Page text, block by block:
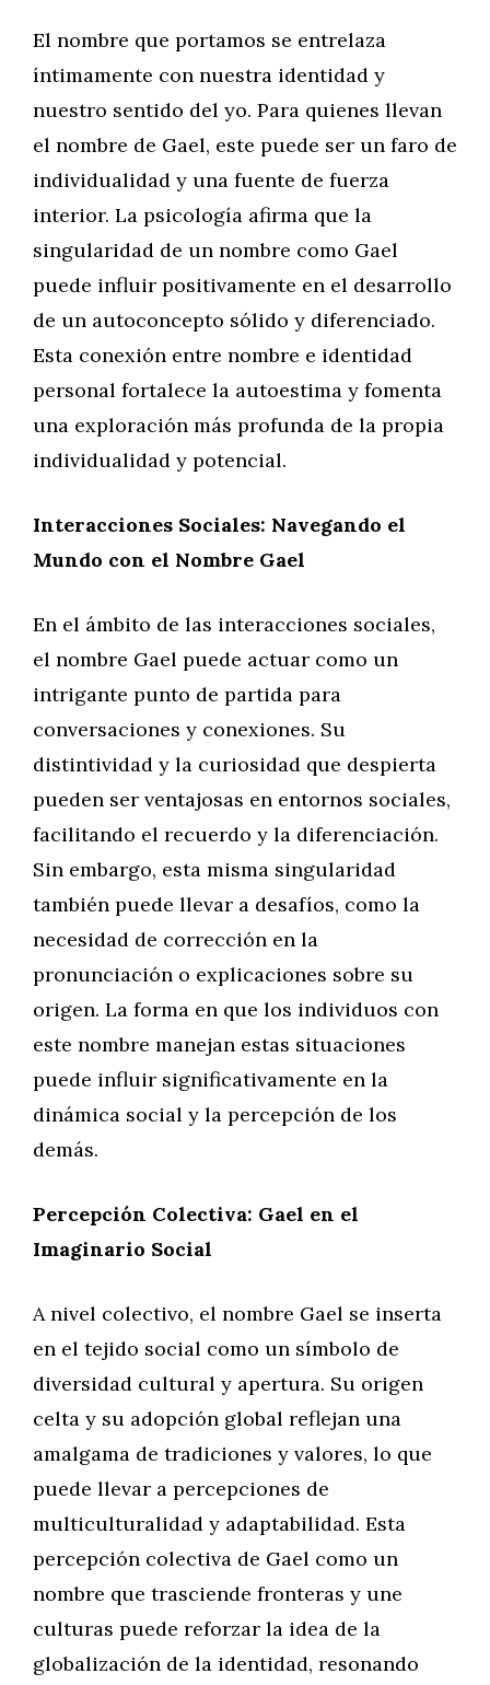
El nombre que portamos se entrelaza
íntimamente con nuestra identidad y
nuestro sentido del yo. Para quienes llevan
el nombre de Gael, este puede ser un faro de
individualidad y una fuente de fuerza
interior. La psicología afirma que la
singularidad de un nombre como Gael
puede influir positivamente en el desarrollo
de un autoconcepto sólido y diferenciado.
Esta conexión entre nombre e identidad
personal fortalece la autoestima y fomenta
una exploración más profunda de la propia
individualidad y potencial.
Interacciones Sociales: Navegando el
Mundo con el Nombre Gael
En el ámbito de las interacciones sociales,
el nombre Gael puede actuar como un
intrigante punto de partida para
conversaciones y conexiones. Su
distintividad y la curiosidad que despierta
pueden ser ventajosas en entornos sociales,
facilitando el recuerdo y la diferenciación.
Sin embargo, esta misma singularidad
también puede llevar a desafíos, como la
necesidad de corrección en la
pronunciación o explicaciones sobre su
origen. La forma en que los individuos con
este nombre manejan estas situaciones
puede influir significativamente en la
dinámica social y la percepción de los
demás.
Percepción Colectiva: Gael en el
Imaginario Social
A nivel colectivo, el nombre Gael se inserta
en el tejido social como un símbolo de
diversidad cultural y apertura. Su origen
celta y su adopción global reflejan una
amalgama de tradiciones y valores, lo que
puede llevar a percepciones de
multiculturalidad y adaptabilidad. Esta
percepción colectiva de Gael como un
nombre que trasciende fronteras y une
culturas puede reforzar la idea de la
globalización de la identidad, resonando